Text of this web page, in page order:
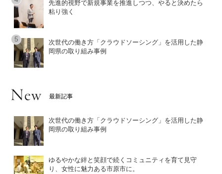
先進的視野で新規事業を推進しつつ、やると決めたら
粘り強く
次世代の働き方「クラウドソーシング」を活用した静
岡県の取り組み事例
最新記事
次世代の働き方「クラウドソーシング」を活用した静
岡県の取り組み事例
ゆるやかな絆と笑顔で続くコミュニティを育て見守
り、女性に魅力ある市原市に。